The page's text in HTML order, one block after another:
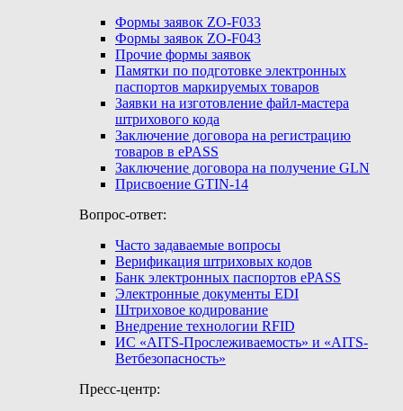
Формы заявок ZO-F033
Формы заявок ZO-F043
Прочие формы заявок
Памятки по подготовке электронных
паспортов маркируемых товаров
Заявки на изготовление файл-мастера
штрихового кода
Заключение договора на регистрацию
товаров в ePASS
Заключение договора на получение GLN
Присвоение GTIN-14
Вопрос-ответ:
Часто задаваемые вопросы
Верификация штриховых кодов
Банк электронных паспортов ePASS
Электронные документы EDI
Штриховое кодирование
Внедрение технологии RFID
ИС «AITS-Прослеживаемость» и «AITS-
Ветбезопасность»
Пресс-центр: